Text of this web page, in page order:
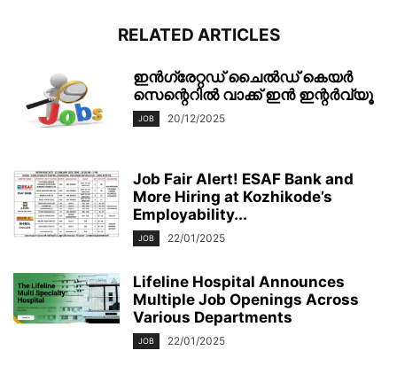
RELATED ARTICLES
ഇൻഗ്രേറ്റഡ് ചൈൽഡ് കെയർ
സെന്റെറിൽ വാക്ക് ഇൻ ഇന്റർവ്യൂ
JOB 20/12/2025
Job Fair Alert! ESAF Bank and
More Hiring at Kozhikode’s
Employability...
JOB 22/01/2025
Lifeline Hospital Announces
Multiple Job Openings Across
Various Departments
JOB 22/01/2025